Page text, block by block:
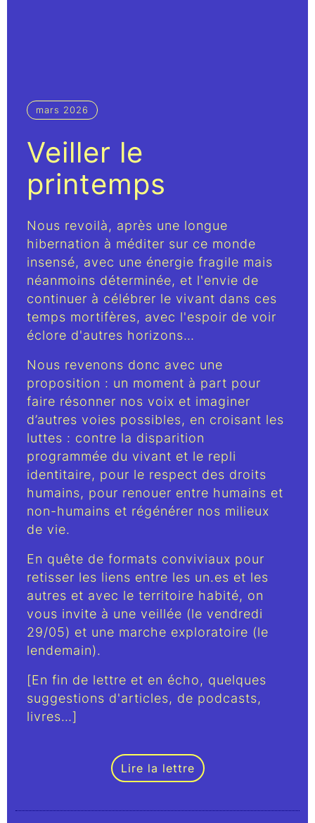
mars 2026
Veiller le
printemps
Nous revoilà, après une longue
hibernation à méditer sur ce monde
insensé, avec une énergie fragile mais
néanmoins déterminée, et l'envie de
continuer à célébrer le vivant dans ces
temps mortifères, avec l'espoir de voir
éclore d'autres horizons…
Nous revenons donc avec une
proposition : un moment à part pour
faire résonner nos voix et imaginer
d’autres voies possibles, en croisant les
luttes : contre la disparition
programmée du vivant et le repli
identitaire, pour le respect des droits
humains, pour renouer entre humains et
non-humains et régénérer nos milieux
de vie.
En quête de formats conviviaux pour
retisser les liens entre les un.es et les
autres et avec le territoire habité, on
vous invite à une veillée (le vendredi
29/05) et une marche exploratoire (le
lendemain).
[En fin de lettre et en écho, quelques
suggestions d'articles, de podcasts,
livres…]
Lire la lettre